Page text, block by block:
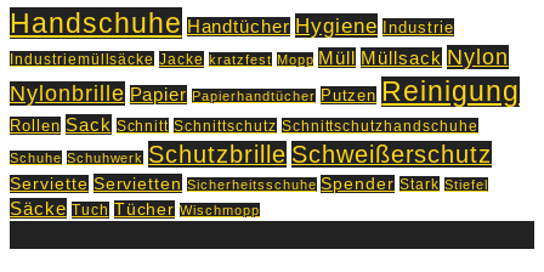
Handschuhe Handtücher Hygiene Industrie
Industriemüllsäcke Jacke kratzfest Mopp Müll Müllsack Nylon
Nylonbrille Papier Papierhandtücher Putzen Reinigung
Rollen Sack Schnitt Schnittschutz Schnittschutzhandschuhe
Schuhe Schuhwerk Schutzbrille Schweißerschutz
Serviette Servietten Sicherheitsschuhe Spender Stark Stiefel
Säcke Tuch Tücher Wischmopp